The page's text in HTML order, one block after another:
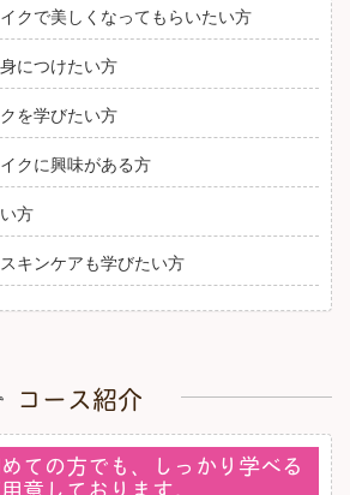
クで美しくなってもらいたい方
につけたい方
を学びたい方
クに興味がある方
方
キンケアも学びたい方
コース紹介
ての方でも、しっかり学べる